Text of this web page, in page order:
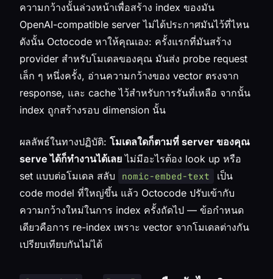
ความกว้างนั้นล่วงหน้าเพื่อสร้าง index ของมัน
OpenAI-compatible server ไม่ได้ประกาศมันไว้ที่ไหน
ดังนั้น Octocode หาให้คุณเอง: ครั้งแรกที่มันสร้าง
provider สำหรับโมเดลของคุณ มันส่ง probe request
เล็ก ๆ หนึ่งครั้ง, อ่านความกว้างของ vector ตรงจาก
response, และ cache ไว้สำหรับการรันที่เหลือ จากนั้น
index ถูกสร้างรอบ dimension นั้น
ผลลัพธ์ในทางปฏิบัติ: โมเดลใดก็ตามที่ server ของคุณ
serve ได้ก็ทำงานได้เลย ไม่มีอะไรต้อง look up หรือ
set แบบต่อโมเดล สลับ
nomic-embed-text
เป็น
code model ที่ใหญ่ขึ้น แล้ว Octocode ปรับเข้ากับ
ความกว้างใหม่ในการ index ครั้งถัดไป — ข้อกำหนด
เดียวคือการ re-index เพราะ vector จากโมเดลต่างกัน
เปรียบเทียบกันไม่ได้